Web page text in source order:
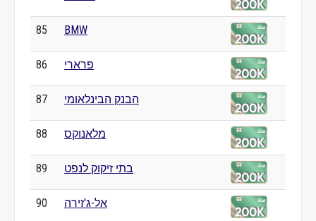
85 BMW
86 פרארי
87 הבנק הבינלאומי
88 מלאנוקס
89 בתי זיקוק לנפט
90 אל-ג'זירה